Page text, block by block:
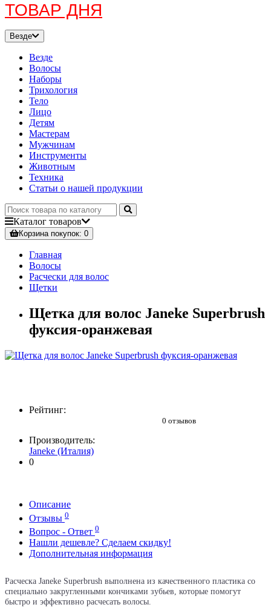
ТОВАР ДНЯ
Везде
Везде
Волосы
Наборы
Трихология
Тело
Лицо
Детям
Мастерам
Мужчинам
Инструменты
Животным
Техника
Статьи о нашей продукции
Каталог товаров
Корзинапокупок: 0
Главная
Волосы
Расчески для волос
Щетки
Щетка для волос Janeke Superbrush
фуксия-оранжевая
Рейтинг:
0 отзывов
Производитель:
Janeke (Италия)
0
Описание
Отзывы 0
Вопрос - Ответ 0
Нашли дешевле? Сделаем скидку!
Дополнительная информация
Расческа Janeke Superbrush выполнена из качественного пластика со
специально закругленными кончиками зубьев, которые помогут
быстро и эффективно расчесать волосы.